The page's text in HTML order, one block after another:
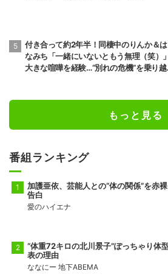
付き合って約2年半！同棲中のりんか＆は
なみち「一緒にいないともう無理（笑）」
大きな喧嘩を経験…“別れの危機”を乗り越
もっと見る
番組ランキング
加護亜依、芸能人との“体の関係”を赤裸
告白
愛のハイエナ
“体重72キロの北川景子”ぽっちゃり体
表の理由
ななにー 地下ABEMA